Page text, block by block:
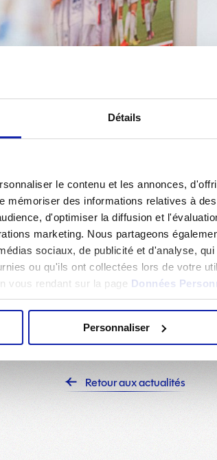
Détails
le contenu et les annonces,
mémoriser des informations relatives à
d'optimiser la diffusion et
marketing. Nous partageons
sociaux, de publicité et d'analyse,
ou qu'ils ont collectées lors de votre
vous rendant sur la page Données
Personnaliser
et de la Vie associative était de
, Préfète de la région Auvergne-
, prêtant une oreille attentive aux enjeux
Retour aux actualités